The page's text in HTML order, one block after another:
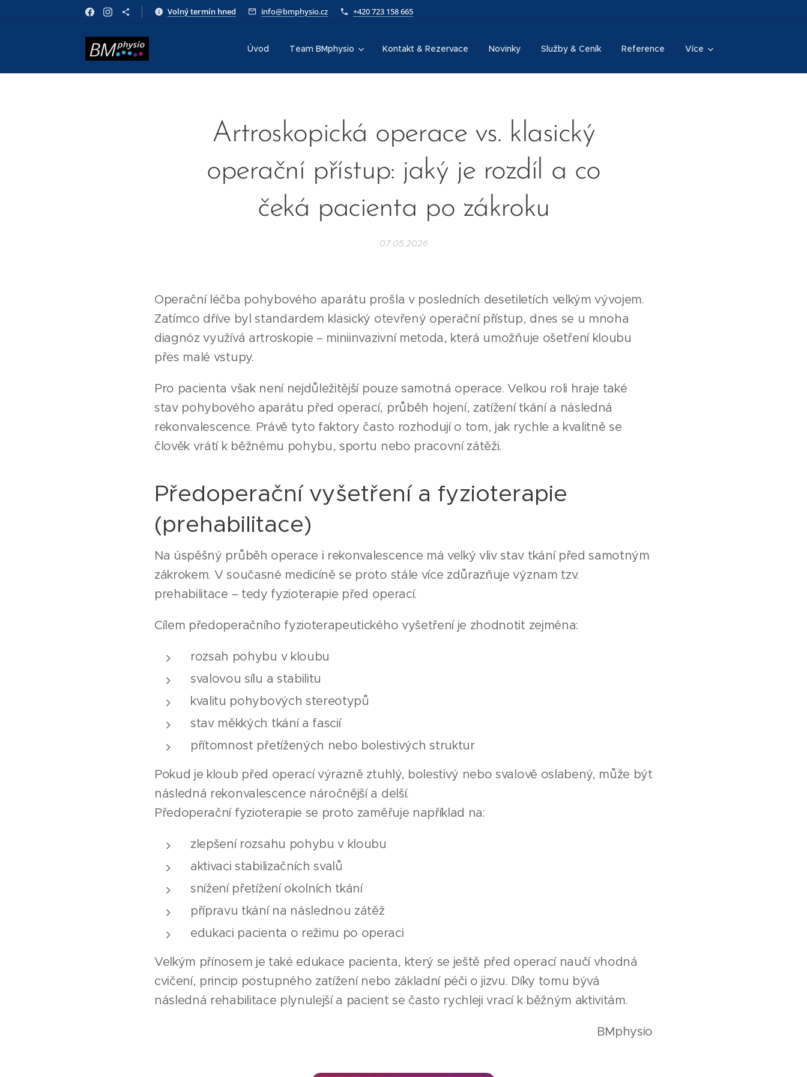
Volný termín hned info@bmphysio.cz +420 723 158 665
Úvod Team BMphysio Kontakt & Rezervace Novinky Služby & Ceník Reference Více
Artroskopická operace vs. klasický
operační přístup: jaký je rozdíl a co
čeká pacienta po zákroku
07.05.2026
Operační léčba pohybového aparátu prošla v posledních desetiletích velkým vývojem.
Zatímco dříve byl standardem klasický otevřený operační přístup, dnes se u mnoha
diagnóz využívá artroskopie – miniinvazivní metoda, která umožňuje ošetření kloubu
přes malé vstupy.
Pro pacienta však není nejdůležitější pouze samotná operace. Velkou roli hraje také
stav pohybového aparátu před operací, průběh hojení, zatížení tkání a následná
rekonvalescence. Právě tyto faktory často rozhodují o tom, jak rychle a kvalitně se
člověk vrátí k běžnému pohybu, sportu nebo pracovní zátěži.
Předoperační vyšetření a fyzioterapie
(prehabilitace)
Na úspěšný průběh operace i rekonvalescence má velký vliv stav tkání před samotným
zákrokem. V současné medicíně se proto stále více zdůrazňuje význam tzv.
prehabilitace – tedy fyzioterapie před operací.
Cílem předoperačního fyzioterapeutického vyšetření je zhodnotit zejména:
rozsah pohybu v kloubu
svalovou sílu a stabilitu
kvalitu pohybových stereotypů
stav měkkých tkání a fascií
přítomnost přetížených nebo bolestivých struktur
Pokud je kloub před operací výrazně ztuhlý, bolestivý nebo svalově oslabený, může být
následná rekonvalescence náročnější a delší.
Předoperační fyzioterapie se proto zaměřuje například na:
zlepšení rozsahu pohybu v kloubu
aktivaci stabilizačních svalů
snížení přetížení okolních tkání
přípravu tkání na následnou zátěž
edukaci pacienta o režimu po operaci
Velkým přínosem je také edukace pacienta, který se ještě před operací naučí vhodná
cvičení, princip postupného zatížení nebo základní péči o jizvu. Díky tomu bývá
následná rehabilitace plynulejší a pacient se často rychleji vrací k běžným aktivitám.
BMphysio